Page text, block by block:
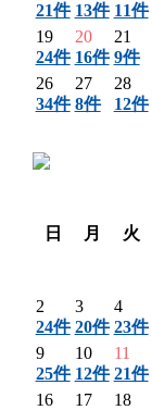
21件 13件 11件
19
24件
20
16件
21
9件
26
34件
27
8件
28
12件
日
月 火
2
24件
3
20件
4
23件
9
25件
10
12件
11
21件
16
17
18